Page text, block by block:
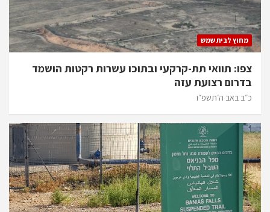
מחוץ לבית שמש
צפו: תוואי תת-קרקעי ובתוכו עשרות רקטות הושמד
בדרום רצועת עזה
כ״ב באב ה׳תשפ״ו